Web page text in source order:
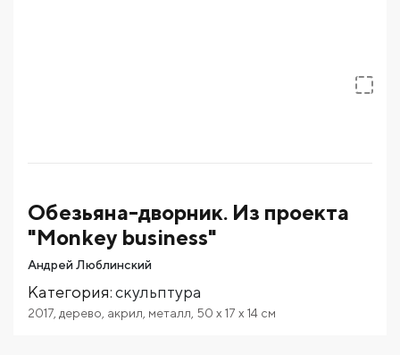
Обезьяна-дворник. Из проекта
"Monkey business"
Андрей Люблинский
Категория:скульптура
2017 дерево акрил металл 50 x 17 x 14 см